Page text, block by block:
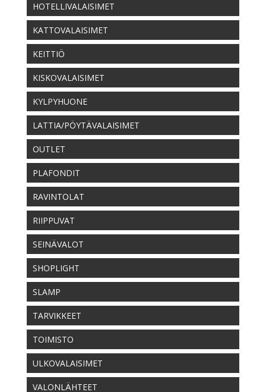
HOTELLIVALAISIMET
KATTOVALAISIMET
KEITTIÖ
KISKOVALAISIMET
KYLPYHUONE
LATTIA/PÖYTÄVALAISIMET
OUTLET
PLAFONDIT
RAVINTOLAT
RIIPPUVAT
SEINÄVALOT
SHOPLIGHT
SLAMP
TARVIKKEET
TOIMISTO
ULKOVALAISIMET
VALONLÄHTEET